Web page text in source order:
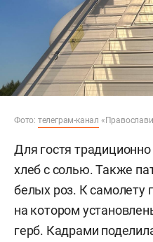
Фото: телеграм-канал
Для гостя
хлеб с солью. Также
белых роз. К самолету
на котором
герб. Кадрами